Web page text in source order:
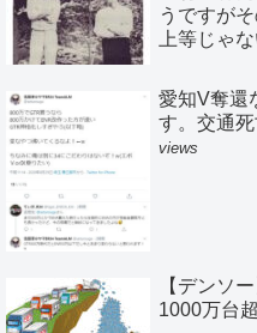
うですが
上等じゃ
愛知V奪還
す。交通
views
【デンソ
1000万台